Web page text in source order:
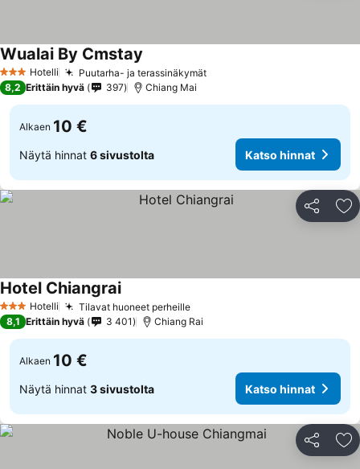
3 Tähtiluokitus
Hotelli Puutarha- ja terassinäkymät
Wualai By Cmstay
8,2 Erittäin hyvä 397 Chiang Mai
Alkaen 10 €
Näytä hinnat 6 sivustolta Katso hinnat
Jaa
3 Tähtiluokitus
Hotelli Tilavat huoneet perheille
Hotel Chiangrai
8,1 Erittäin hyvä 3 401 Chiang Rai
Alkaen 10 €
Näytä hinnat 3 sivustolta Katso hinnat
Jaa